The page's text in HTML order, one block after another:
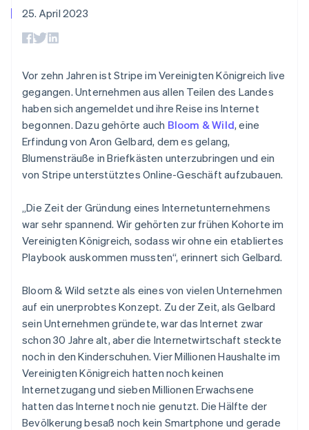
Zugriff auf mehr als
Terminal
Boost
Optimierung der
Autorisierungsraten
Beschleunigter
Bezahlvorgang
Financial
Connections
Verbundene
Mehr
Product roadmap
Betrugsprävention
Atlas
Start-up-Gründung
Climate
CO₂-Entnahme
Identity
Online-Identitätsprüfung
Nach Branche
KI-Unternehmen
Creator Economy
Gaming
Bewirtung, Reisen und
Freizeit
Versicherungen
Unterhaltung
Gemeinnützige
Organisationen
Fachdienstleistungen
Öffentlicher Sektor
Ecosystem
Partner
Stripe App-Marktplatz
nutzungsbasierte
Abrechnung um
Stablecoin-gestützte
Karten ausgeben: So
geht´s
Bereitstellung und
Verwaltung von
Diensten mit Agenten
Ressourcen
App-Integrationen
Code-Beispiele
Stripe Press
Kontakt
Sales-Team
kontaktieren
Partner werden
25. April 2023
Vor zehn Jahren ist Stripe im Vereinigten Königreich live
gegangen. Unternehmen aus allen Teilen des Landes
haben sich angemeldet und ihre Reise ins Internet
begonnen. Dazu gehörte auch Bloom & Wild, eine
Erfindung von Aron Gelbard, dem es gelang,
Blumensträuße in Briefkästen unterzubringen und ein
von Stripe unterstütztes Online-Geschäft aufzubauen.
„Die Zeit der Gründung eines Internetunternehmens
war sehr spannend. Wir gehörten zur frühen Kohorte im
Vereinigten Königreich, sodass wir ohne ein etabliertes
Playbook auskommen mussten“, erinnert sich Gelbard.
Bloom & Wild setzte als eines von vielen Unternehmen
auf ein unerprobtes Konzept. Zu der Zeit, als Gelbard
sein Unternehmen gründete, war das Internet zwar
schon 30 Jahre alt, aber die Internetwirtschaft steckte
noch in den Kinderschuhen. Vier Millionen Haushalte im
Vereinigten Königreich hatten noch keinen
Internetzugang und sieben Millionen Erwachsene
hatten das Internet noch nie genutzt. Die Hälfte der
Bevölkerung besaß noch kein Smartphone und gerade